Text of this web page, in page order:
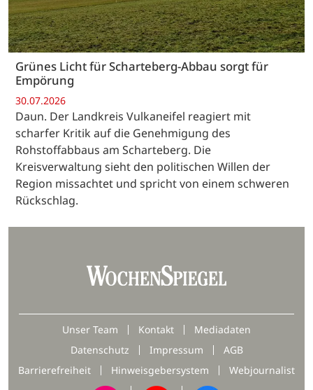
Grünes Licht für Scharteberg-Abbau sorgt für
Empörung
30.07.2026
Daun. Der Landkreis Vulkaneifel reagiert mit
scharfer Kritik auf die Genehmigung des
Rohstoffabbaus am Scharteberg. Die
Kreisverwaltung sieht den politischen Willen der
Region missachtet und spricht von einem schweren
Rückschlag.
Unser Team Kontakt
Mediadaten
Datenschutz
Impressum
AGB
Barrierefreiheit
Hinweisgebersystem Webjournalist